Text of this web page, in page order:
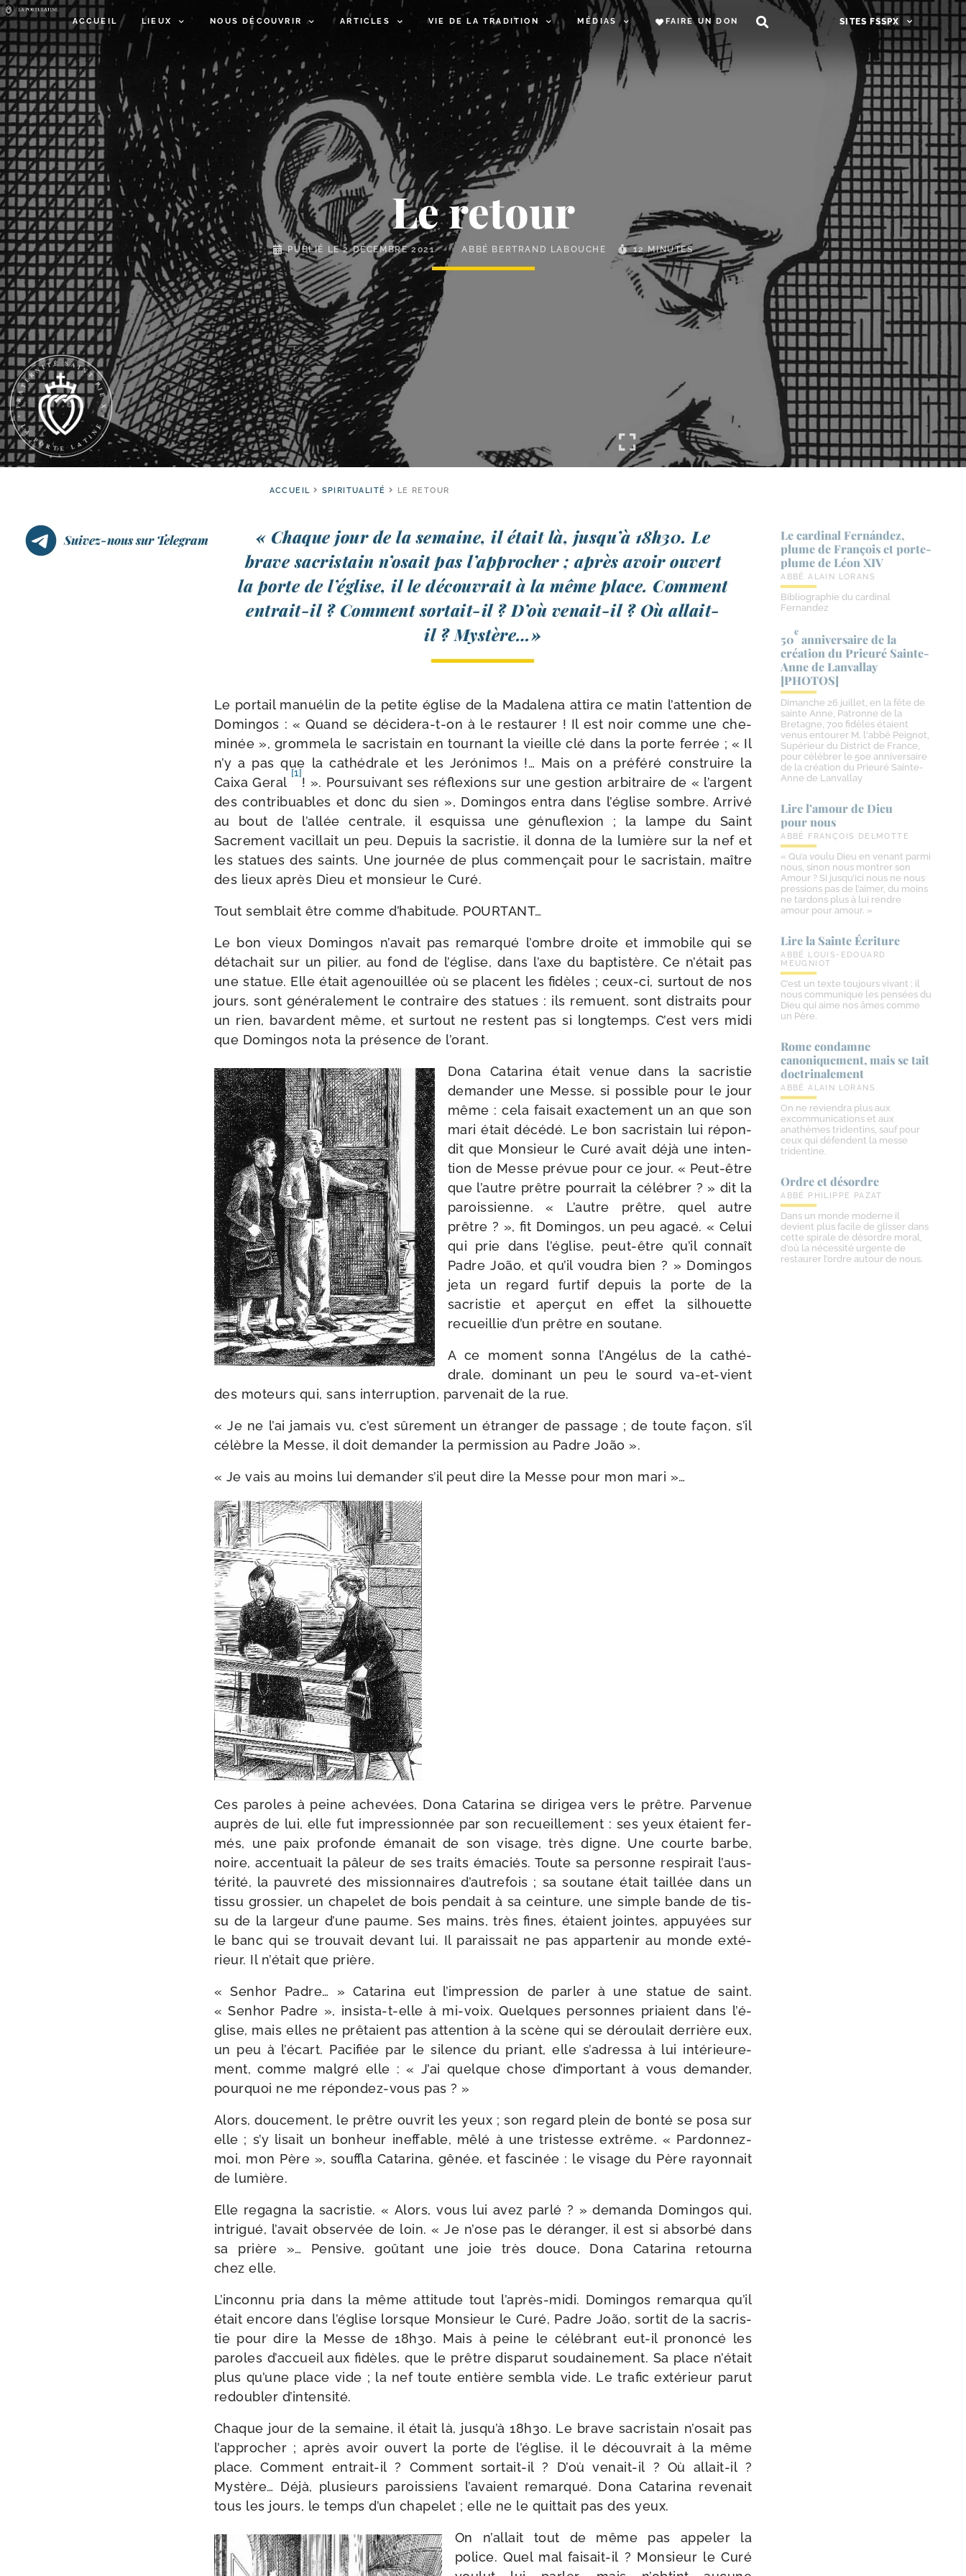
ACCUEIL LIEUX NOUS DÉCOUVRIR ARTICLES VIE DE LA TRADITION MÉDIAS FAIRE UN DON SITES FSSPX
Le retour
PUBLIÉ LE2 DÉCEMBRE 2021 ABBÉ BERTRAND LABOUCHE 12 MINUTES
ACCUEIL SPIRITUALITÉ LE RETOUR
Suivez-nous sur Telegram
« Chaque jour de la semaine, il était là, jus­qu’à 18h30. Le
brave sacris­tain n’o­sait pas l’ap­pro­cher ; après avoir ouvert
la porte de l’é­glise, il le décou­vrait à la même place. Comment
entrait-​il ? Comment sortait-​il ? D’où venait-​il ? Où allait-​
il ? Mystère…»
Le por­tail manué­lin de la petite église de la Madalena atti­ra ce matin l’at­ten­tion de
Domingos : « Quand se décidera-​t-​on à le res­tau­rer ! Il est noir comme une che­
mi­née », grom­me­la le sacris­tain en tour­nant la vieille clé dans la porte fer­rée ; « Il
n’y a pas que la cathé­drale et les Jerónimos !… Mais on a pré­fé­ré construire la
Caixa Geral
[1]
! ». Poursuivant ses réflexions sur une ges­tion arbi­traire de « l’argent
des contri­buables et donc du sien », Domingos entra dans l’é­glise sombre. Arrivé
au bout de l’al­lée cen­trale, il esquis­sa une génu­flexion ; la lampe du Saint
Sacrement vacillait un peu. Depuis la sacris­tie, il don­na de la lumière sur la nef et
les sta­tues des saints. Une jour­née de plus com­men­çait pour le sacris­tain, maître
des lieux après Dieu et mon­sieur le Curé.
Tout sem­blait être comme d’ha­bi­tude. POURTANT…
Le bon vieux Domingos n’a­vait pas remar­qué l’ombre droite et immo­bile qui se
déta­chait sur un pilier, au fond de l’é­glise, dans l’axe du bap­tis­tère. Ce n’é­tait pas
une sta­tue. Elle était age­nouillée où se placent les fidèles ; ceux-​ci, sur­tout de nos
jours, sont géné­ra­le­ment le contraire des sta­tues : ils remuent, sont dis­traits pour
un rien, bavardent même, et sur­tout ne res­tent pas si long­temps. C’est vers midi
que Domingos nota la pré­sence de l’orant.
Dona Catarina était venue dans la sacris­tie
deman­der une Messe, si pos­sible pour le jour
même : cela fai­sait exac­te­ment un an que son
mari était décé­dé. Le bon sacris­tain lui répon­
dit que Monsieur le Curé avait déjà une inten­
tion de Messe pré­vue pour ce jour. « Peut-​être
que l’autre prêtre pour­rait la célé­brer ? » dit la
parois­sienne. « L’autre prêtre, quel autre
prêtre ? », fit Domingos, un peu aga­cé. « Celui
qui prie dans l’é­glise, peut-​être qu’il connaît
Padre João, et qu’il vou­dra bien ? » Domingos
jeta un regard fur­tif depuis la porte de la
sacris­tie et aper­çut en effet la sil­houette
recueillie d’un prêtre en soutane.
A ce moment son­na l’Angélus de la cathé­
drale, domi­nant un peu le sourd va-​et-​vient
des moteurs qui, sans inter­rup­tion, par­ve­nait de la rue.
« Je ne l’ai jamais vu, c’est sûre­ment un étran­ger de pas­sage ; de toute façon, s’il
célèbre la Messe, il doit deman­der la per­mis­sion au Padre João ».
« Je vais au moins lui deman­der s’il peut dire la Messe pour mon mari »…
Ces paroles à peine ache­vées, Dona Catarina se diri­gea vers le prêtre. Parvenue
auprès de lui, elle fut impres­sion­née par son recueille­ment : ses yeux étaient fer­
més, une paix pro­fonde éma­nait de son visage, très digne. Une courte barbe,
noire, accen­tuait la pâleur de ses traits éma­ciés. Toute sa per­sonne res­pi­rait l’aus­
té­ri­té, la pau­vre­té des mis­sion­naires d’au­tre­fois ; sa sou­tane était taillée dans un
tis­su gros­sier, un cha­pe­let de bois pen­dait à sa cein­ture, une simple bande de tis­
su de la lar­geur d’une paume. Ses mains, très fines, étaient jointes, appuyées sur
le banc qui se trou­vait devant lui. Il parais­sait ne pas appar­te­nir au monde exté­
rieur. Il n’é­tait que prière.
« Senhor Padre… » Catarina eut l’im­pres­sion de par­ler à une sta­tue de saint.
« Senhor Padre », insista-​t-​elle à mi-​voix. Quelques per­sonnes priaient dans l’é­
glise, mais elles ne prê­taient pas atten­tion à la scène qui se dérou­lait der­rière eux,
un peu à l’é­cart. Pacifiée par le silence du priant, elle s’a­dres­sa à lui inté­rieu­re­
ment, comme mal­gré elle : « J’ai quelque chose d’im­por­tant à vous deman­der,
pour­quoi ne me répondez-​vous pas ? »
Alors, dou­ce­ment, le prêtre ouvrit les yeux ; son regard plein de bon­té se posa sur
elle ; s’y lisait un bon­heur inef­fable, mêlé à une tris­tesse extrême. « Pardonnez-​
moi, mon Père », souf­fla Catarina, gênée, et fas­ci­née : le visage du Père rayon­nait
de lumière.
Elle rega­gna la sacris­tie. « Alors, vous lui avez par­lé ? » deman­da Domingos qui,
intri­gué, l’a­vait obser­vée de loin. « Je n’ose pas le déran­ger, il est si absor­bé dans
sa prière »… Pensive, goû­tant une joie très douce, Dona Catarina retour­na
chez elle.
L’inconnu pria dans la même atti­tude tout l’après-​midi. Domingos remar­qua qu’il
était encore dans l’é­glise lorsque Monsieur le Curé, Padre João, sor­tit de la sacris­
tie pour dire la Messe de 18h30. Mais à peine le célé­brant eut-​il pro­non­cé les
paroles d’ac­cueil aux fidèles, que le prêtre dis­pa­rut sou­dai­ne­ment. Sa place n’é­tait
plus qu’une place vide ; la nef toute entière sem­bla vide. Le tra­fic exté­rieur parut
redou­bler d’intensité.
Chaque jour de la semaine, il était là, jus­qu’à 18h30. Le brave sacris­tain n’o­sait pas
l’ap­pro­cher ; après avoir ouvert la porte de l’é­glise, il le décou­vrait à la même
place. Comment entrait-​il ? Comment sortait-​il ? D’où venait-​il ? Où allait-​il ?
Mystère… Déjà, plu­sieurs parois­siens l’a­vaient remar­qué. Dona Catarina reve­nait
tous les jours, le temps d’un cha­pe­let ; elle ne le quit­tait pas des yeux.
On n’al­lait tout de même pas appe­ler la
police. Quel mal faisait-​il ? Monsieur le Curé
Le cardinal Fernández,
plume de François et porte-​
plume de Léon XIV
ABBÉ ALAIN LORANS
Bibliographie du cardinal
Fernandez
50
e
anniversaire de la
création du Prieuré Sainte-​
Anne de Lanvallay
[PHOTOS]
Dimanche 26 juillet, en la fête de
sainte Anne, Patronne de la
Bretagne, 700 fidèles étaient
venus entourer M. l'abbé Peignot,
Supérieur du District de France,
pour célébrer le 50e anniversaire
de la création du Prieuré Sainte-
Anne de Lanvallay
Lire l’amour de Dieu
pour nous
ABBÉ FRANÇOIS DELMOTTE
« Qu’a voulu Dieu en venant parmi
nous, sinon nous montrer son
Amour ? Si jusqu’ici nous ne nous
pressions pas de l’aimer, du moins
ne tardons plus à lui rendre
amour pour amour. »
Lire la Sainte Écriture
ABBÉ LOUIS-EDOUARD
MEUGNIOT
C’est un texte toujours vivant ; il
nous communique les pensées du
Dieu qui aime nos âmes comme
un Père.
Rome condamne
canoniquement, mais se tait
doctrinalement
ABBÉ ALAIN LORANS
On ne reviendra plus aux
excommunications et aux
anathèmes tridentins, sauf pour
ceux qui défendent la messe
tridentine.
Ordre et désordre
ABBÉ PHILIPPE PAZAT
Dans un monde moderne il
devient plus facile de glisser dans
cette spirale de désordre moral,
d’où la nécessité urgente de
restaurer l’ordre autour de nous.